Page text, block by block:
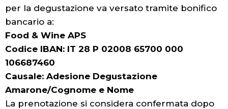
per la degustazione va versato tramite bonifico
bancario a:
Food & Wine APS
Codice IBAN: IT 28 P 02008 65700 000
106687460
Causale: Adesione Degustazione
Amarone/Cognome e Nome
La prenotazione si considera confermata dopo